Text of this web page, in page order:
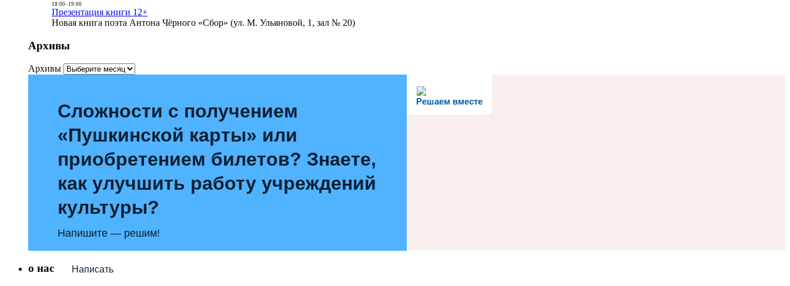
18:00- 19:00
Презентация книги 12+
Новая книга поэта Антона Чёрного «Сбор» (ул. М. Ульяновой, 1, зал № 20)
Архивы
Архивы
Решаем вместе
Сложности с получением
«Пушкинской карты» или
приобретением билетов? Знаете,
как улучшить работу учреждений
культуры?
Напишите — решим!
Написать
о нас